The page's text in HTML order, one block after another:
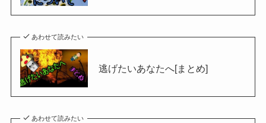
あわせて読みたい
逃げたいあなたへ[まとめ]
あわせて読みたい